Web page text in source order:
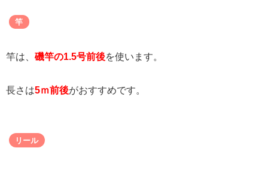
竿
竿は、 磯竿の1.5号前後を使います。
長さは5ｍ前後がおすすめです。
リール